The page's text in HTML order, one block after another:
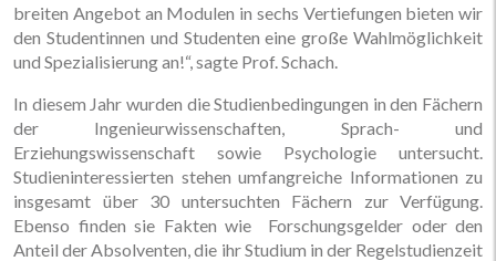
breiten Angebot an Modulen in sechs Vertiefungen bieten wir
den Studentinnen und Studenten eine große Wahlmöglichkeit
und Spezialisierung an!“, sagte Prof. Schach.
In diesem Jahr wurden die Studienbedingungen in den Fächern
der Ingenieurwissenschaften, Sprach- und
Erziehungswissenschaft sowie Psychologie untersucht.
Studieninteressierten stehen umfangreiche Informationen zu
insgesamt über 30 untersuchten Fächern zur Verfügung.
Ebenso finden sie Fakten wie Forschungsgelder oder den
Anteil der Absolventen, die ihr Studium in der Regelstudienzeit